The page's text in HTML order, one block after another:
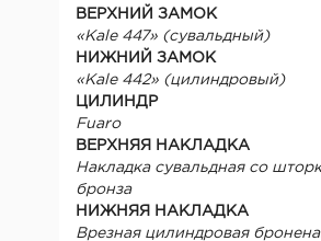
ВЕРХНИЙ ЗАМОК
«Kale 447» (сувальдный)
НИЖНИЙ ЗАМОК
«Kale 442» (цилиндровый)
ЦИЛИНДР
Fuaro
ВЕРХНЯЯ НАКЛАДКА
Накладка сувальдная со
бронза
НИЖНЯЯ НАКЛАДКА
Врезная цилиндровая